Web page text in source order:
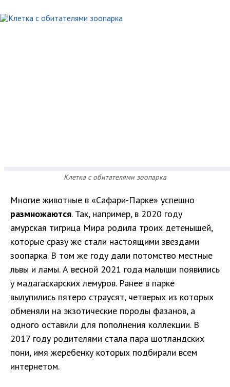
Клетка с обитателями зоопарка
Многие животные в «Сафари-Парке» успешно
размножаются. Так, например, в 2020 году
амурская тигрица Мира родила троих детенышей,
которые сразу же стали настоящими звездами
зоопарка. В том же году дали потомство местные
львы и ламы. А весной 2021 года малыши появились
у мадагаскарских лемуров. Ранее в парке
вылупились пятеро страусят, четверых из которых
обменяли на экзотические породы фазанов, а
одного оставили для пополнения коллекции. В
2017 году родителями стала пара шотландских
пони, имя жеребенку которых подбирали всем
интернетом.